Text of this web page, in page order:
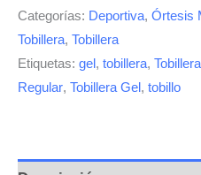
Categorías: Deportiva, Órtesis
Tobillera, Tobillera
Etiquetas: gel, tobillera,
Regular, Tobillera Gel, tobillo